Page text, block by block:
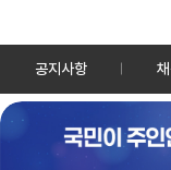
공지사항
30128 세종특